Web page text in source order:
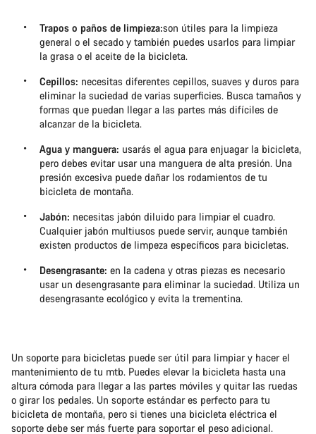
Trapos o paños de limpieza:son útiles para la limpieza
general o el secado y también puedes usarlos para limpiar
la grasa o el aceite de la bicicleta.
Cepillos: necesitas diferentes cepillos, suaves y duros para
eliminar la suciedad de varias superficies. Busca tamaños y
formas que puedan llegar a las partes más difíciles de
alcanzar de la bicicleta.
Agua y manguera: usarás el agua para enjuagar la bicicleta,
pero debes evitar usar una manguera de alta presión. Una
presión excesiva puede dañar los rodamientos de tu
bicicleta de montaña.
Jabón: necesitas jabón diluido para limpiar el cuadro.
Cualquier jabón multiusos puede servir, aunque también
existen productos de limpeza específicos para bicicletas.
Desengrasante: en la cadena y otras piezas es necesario
usar un desengrasante para eliminar la suciedad. Utiliza un
desengrasante ecológico y evita la trementina.
Un soporte para bicicletas puede ser útil para limpiar y hacer el
mantenimiento de tu mtb. Puedes elevar la bicicleta hasta una
altura cómoda para llegar a las partes móviles y quitar las ruedas
o girar los pedales. Un soporte estándar es perfecto para tu
bicicleta de montaña, pero si tienes una bicicleta eléctrica el
soporte debe ser más fuerte para soportar el peso adicional.